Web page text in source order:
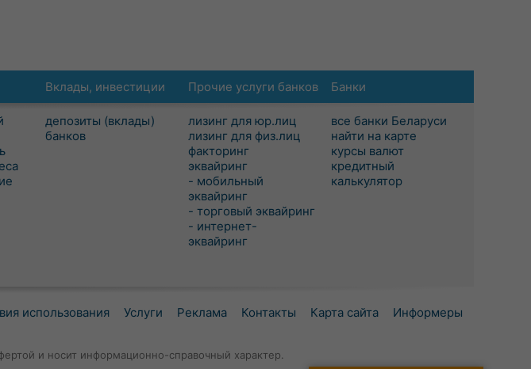
Вклады, инвестиции
депозиты (вклады)
банков
Прочие услуги банков
лизинг для юр.лиц
лизинг для физ.лиц
факторинг
эквайринг
- мобильный
эквайринг
- торговый эквайринг
- интернет-
эквайринг
Банки
все банки Беларуси
найти на карте
курсы валют
кредитный
калькулятор
использования Услуги Реклама Контакты Карта сайта Информеры
и носит информационно-справочный характер.